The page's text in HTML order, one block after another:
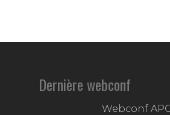
Dernière webconf
Webconf